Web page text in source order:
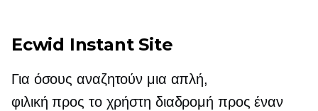
Ecwid Instant Site
Για όσους αναζητούν μια απλή,
φιλική προς το χρήστη διαδρομή προς έναν